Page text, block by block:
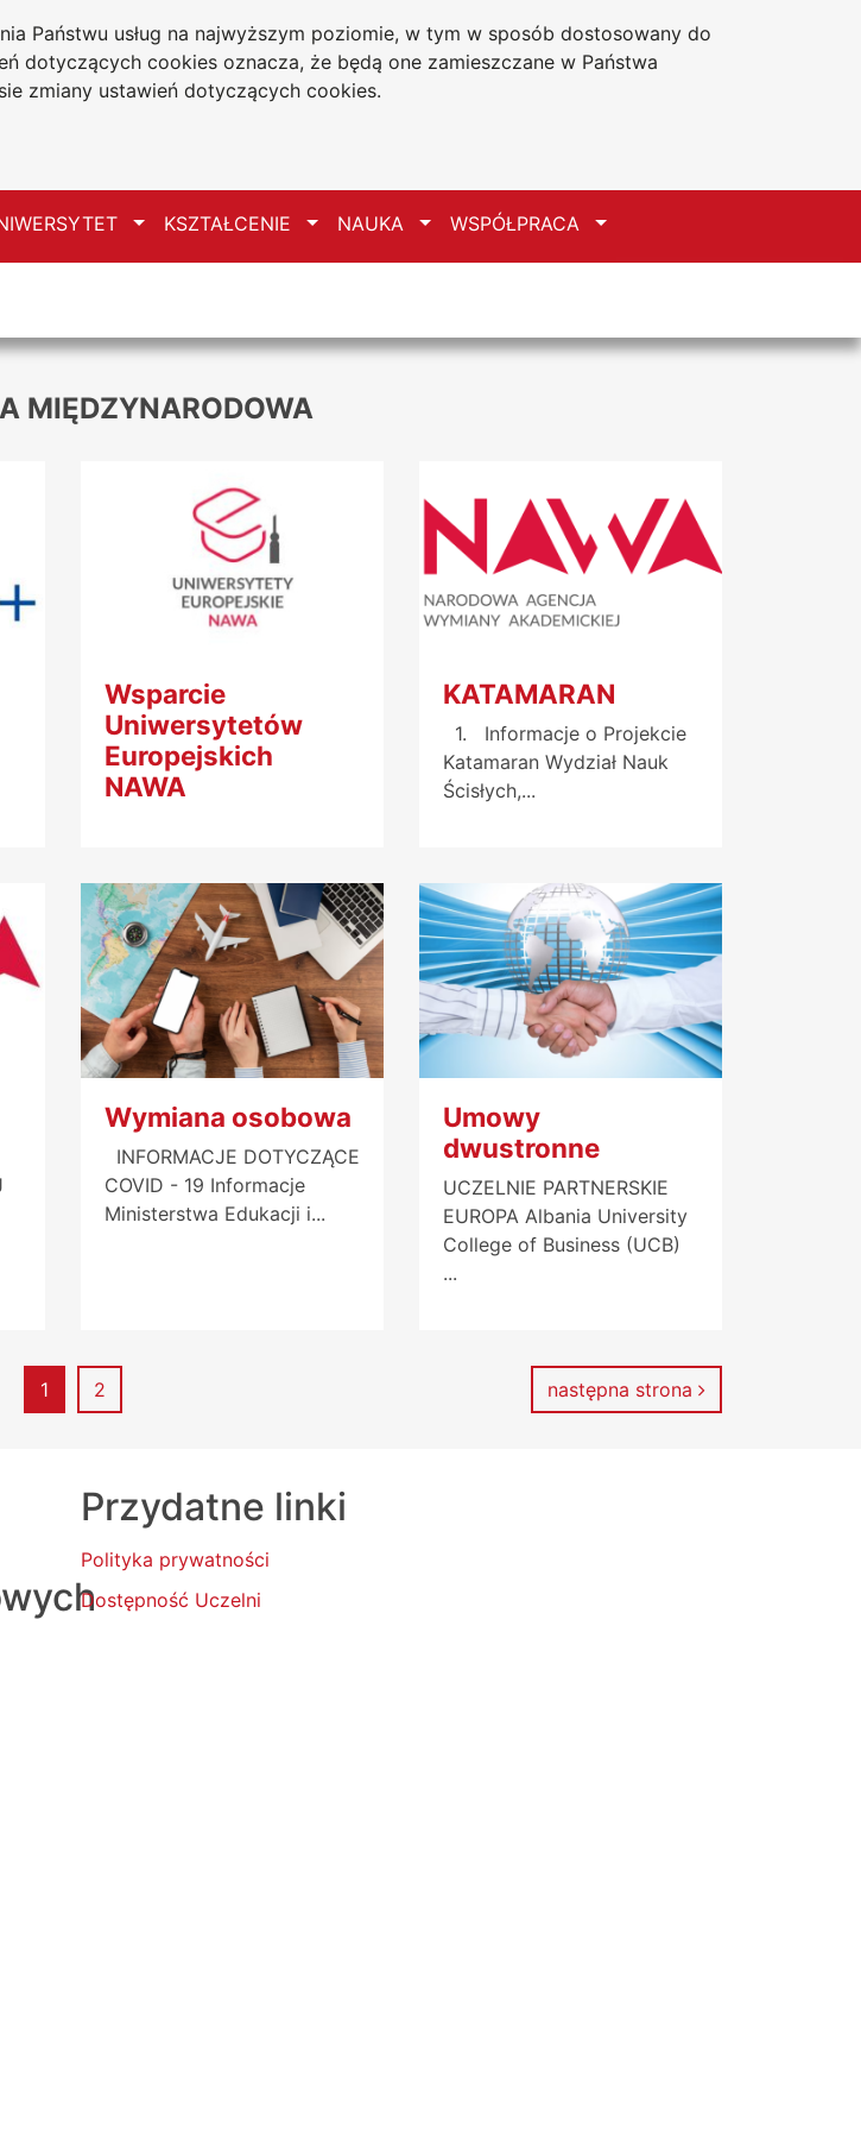
Państwu usług na najwyższym poziomie, w tym w sposób dostosowany do
dotyczących cookies oznacza, że będą one zamieszczane w Państwa
zmiany ustawień dotyczących cookies.
Deklaracja dostępności
Przełącz
KSZTAŁCENIE Przełącz
NAUKA Przełącz
WSPÓŁPRACA Przełącz
MIĘDZYNARODOWA
Wsparcie
Uniwersytetów
Europejskich
NAWA
KATAMARAN
1. Informacje o Projekcie
Katamaran Wydział Nauk
Ścisłych,...
Wymiana osobowa
INFORMACJE DOTYCZĄCE
COVID - 19 Informacje
Ministerstwa Edukacji i...
Umowy
dwustronne
UCZELNIE PARTNERSKIE
EUROPA Albania University
College of Business (UCB)
...
Strona
1 Strona
2 następna strona
Przydatne linki
Polityka prywatności
Dostępność Uczelni